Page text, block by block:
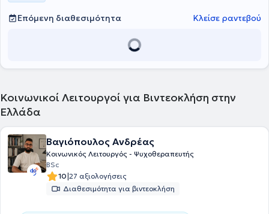
Επόμενη διαθεσιμότητα Κλείσε ραντεβού
Κοινωνικοί Λειτουργοί για Βιντεοκλήση στην
Ελλάδα
Βαγιόπουλος Ανδρέας
Κοινωνικός Λειτουργός - Ψυχοθεραπευτής
BSc
10|27 αξιολογήσεις
Διαθεσιμότητα για βιντεοκλήση